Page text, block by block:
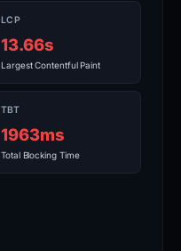
LCP
13.66s
Largest Contentful Paint
TBT
1963ms
Total Blocking Time